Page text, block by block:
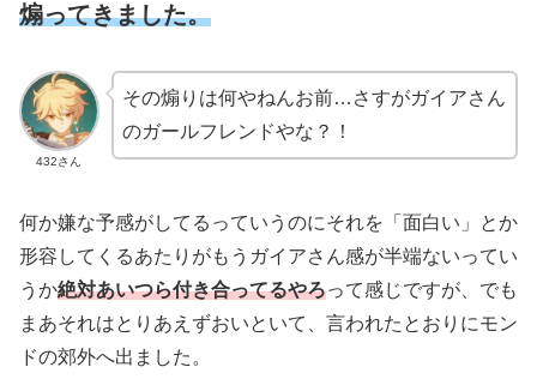
煽ってきました。
432さん
その煽りは何やねんお前…さすがガイアさん
のガールフレンドやな？！
何か嫌な予感がしてるっていうのにそれを「面白い」とか
形容してくるあたりがもうガイアさん感が半端ないってい
うか絶対あいつら付き合ってるやろって感じですが、でも
まあそれはとりあえずおいといて、言われたとおりにモン
ドの郊外へ出ました。